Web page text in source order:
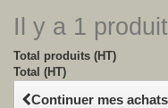
Il y a 1
Total produits (HT)
Total (HT)
Continuer mes achats